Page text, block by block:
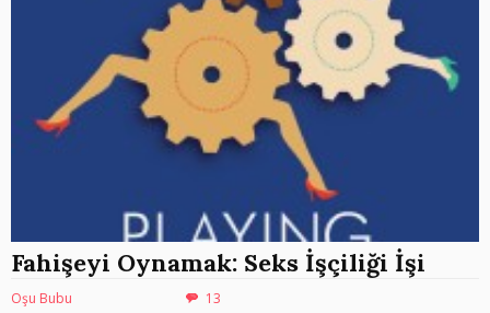
Fahişeyi Oynamak: Seks İşçiliği İşi
Oşu Bubu 13